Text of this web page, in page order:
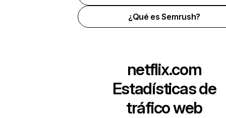
¿Qué es Semrush?
netflix.com
Estadísticas de
tráfico web